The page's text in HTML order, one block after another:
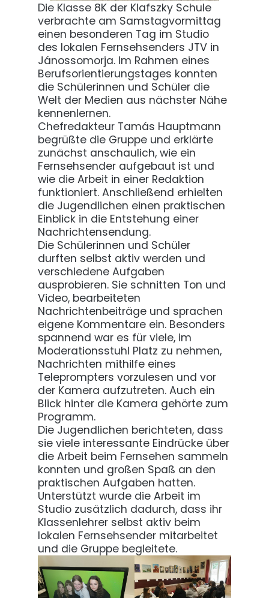
Die Klasse 8K der Klafszky Schule
verbrachte am Samstagvormittag
einen besonderen Tag im Studio
des lokalen Fernsehsenders JTV in
Jánossomorja. Im Rahmen eines
Berufsorientierungstages konnten
die Schülerinnen und Schüler die
Welt der Medien aus nächster Nähe
kennenlernen.
Chefredakteur Tamás Hauptmann
begrüßte die Gruppe und erklärte
zunächst anschaulich, wie ein
Fernsehsender aufgebaut ist und
wie die Arbeit in einer Redaktion
funktioniert. Anschließend erhielten
die Jugendlichen einen praktischen
Einblick in die Entstehung einer
Nachrichtensendung.
Die Schülerinnen und Schüler
durften selbst aktiv werden und
verschiedene Aufgaben
ausprobieren. Sie schnitten Ton und
Video, bearbeiteten
Nachrichtenbeiträge und sprachen
eigene Kommentare ein. Besonders
spannend war es für viele, im
Moderationsstuhl Platz zu nehmen,
Nachrichten mithilfe eines
Teleprompters vorzulesen und vor
der Kamera aufzutreten. Auch ein
Blick hinter die Kamera gehörte zum
Programm.
Die Jugendlichen berichteten, dass
sie viele interessante Eindrücke über
die Arbeit beim Fernsehen sammeln
konnten und großen Spaß an den
praktischen Aufgaben hatten.
Unterstützt wurde die Arbeit im
Studio zusätzlich dadurch, dass ihr
Klassenlehrer selbst aktiv beim
lokalen Fernsehsender mitarbeitet
und die Gruppe begleitete.